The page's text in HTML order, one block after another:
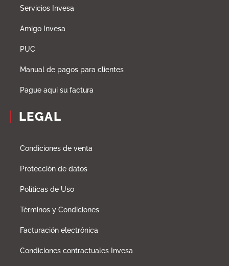
Servicios Invesa
Amigo Invesa
PUC
Manual de pagos para clientes
Pague aqui su factura
LEGAL
Condiciones de venta
Protección de datos
Políticas de Uso
Términos y Condiciones
Facturación electrónica
Condiciones contractuales Invesa